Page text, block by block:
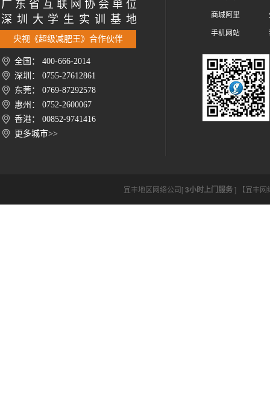
广 东 省 互 联 网 协 会 单 位
深 圳 大 学 生 实 训 基 地
央视《超级减肥王》合作伙伴
全国： 400-666-2014
深圳： 0755-27612861
东莞： 0769-87292578
惠州： 0752-2600067
香港： 00852-9741416
更多城市>>
商城阿里
手机网站
宜丰地区网络公司[3小时上门服务] 【宜丰